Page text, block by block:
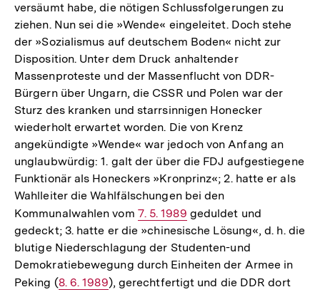
versäumt habe, die nötigen Schlussfolgerungen zu
ziehen. Nun sei die »Wende« eingeleitet. Doch stehe
der »Sozialismus auf deutschem Boden« nicht zur
Disposition. Unter dem Druck anhaltender
Massenproteste und der Massenflucht von DDR-
Bürgern über Ungarn, die CSSR und Polen war der
Sturz des kranken und starrsinnigen Honecker
wiederholt erwartet worden. Die von Krenz
angekündigte »Wende« war jedoch von Anfang an
unglaubwürdig: 1. galt der über die FDJ aufgestiegene
Funktionär als Honeckers »Kronprinz«; 2. hatte er als
Wahlleiter die Wahlfälschungen bei den
Kommunalwahlen vom Interner
Link:
7. 5. 1989 geduldet und
gedeckt; 3. hatte er die »chinesische Lösung«, d. h. die
blutige Niederschlagung der Studenten-und
Demokratiebewegung durch Einheiten der Armee in
Peking (Interner
8. 6. 1989), gerechtfertigt und die DDR dort